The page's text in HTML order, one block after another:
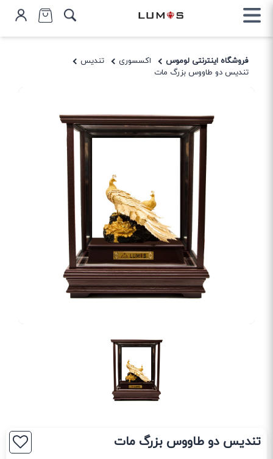
فروشگاه اینترنتی لوموس اکسسوری
تندیس
تندیس دو طاووس بزرگ مات
تندیس دو طاووس بزرگ مات